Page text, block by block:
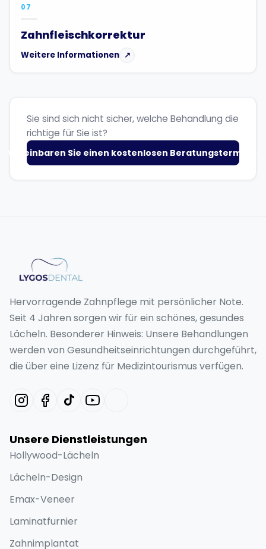
07
Zahnfleischkorrektur
Weitere Informationen ↗
Sie sind sich nicht sicher, welche Behandlung die
richtige für Sie ist?
Vereinbaren Sie einen kostenlosen Beratungstermin →
Hervorragende Zahnpflege mit persönlicher Note.
Seit 4 Jahren sorgen wir für ein schönes, gesundes
Lächeln. Besonderer Hinweis: Unsere Behandlungen
werden von Gesundheitseinrichtungen durchgeführt,
die über eine Lizenz für Medizintourismus verfügen.
Unsere Dienstleistungen
Hollywood-Lächeln
Lächeln-Design
Emax-Veneer
Laminatfurnier
Zahnimplantat